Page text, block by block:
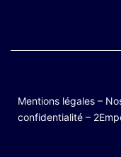
Mentions légales –
confidentialité –